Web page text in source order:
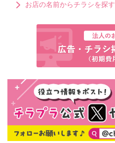
お店の名前からチラシを探す